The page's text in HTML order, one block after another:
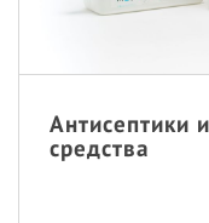
Антисептики
средства